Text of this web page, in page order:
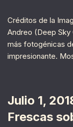
Créditos de la
Andreo (Deep
más fotogénicas
impresionante.
Julio 1,
Frescas